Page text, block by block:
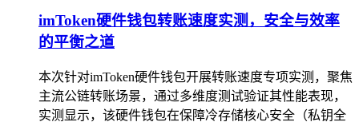
imToken硬件钱包转账速度实测，安全与效率
的平衡之道
本次针对imToken硬件钱包开展转账速度专项实测，聚焦
主流公链转账场景，通过多维度测试验证其性能表现，
实测显示，该硬件钱包在保障冷存储核心安全（私钥全